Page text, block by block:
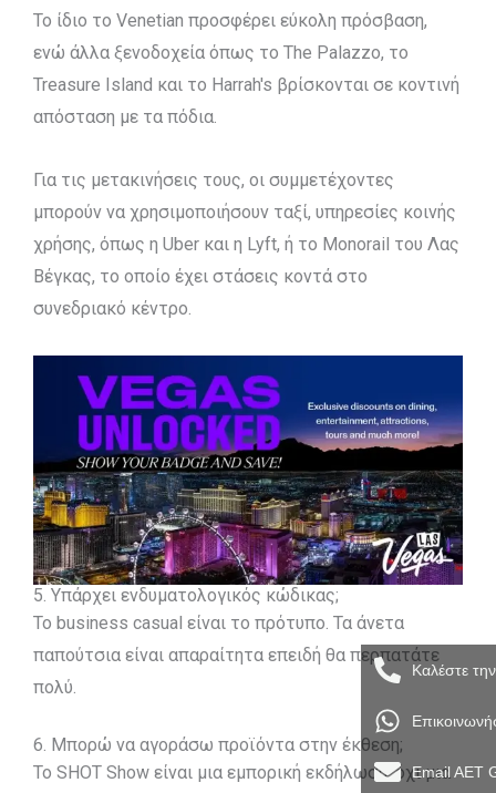
Το ίδιο το Venetian προσφέρει εύκολη πρόσβαση,
ενώ άλλα ξενοδοχεία όπως το The Palazzo, το
Treasure Island και το Harrah's βρίσκονται σε κοντινή
απόσταση με τα πόδια.
Για τις μετακινήσεις τους, οι συμμετέχοντες
μπορούν να χρησιμοποιήσουν ταξί, υπηρεσίες κοινής
χρήσης, όπως η Uber και η Lyft, ή το Monorail του Λας
Βέγκας, το οποίο έχει στάσεις κοντά στο
συνεδριακό κέντρο.
5. Υπάρχει ενδυματολογικός κώδικας;
Το business casual είναι το πρότυπο. Τα άνετα
παπούτσια είναι απαραίτητα επειδή θα περπατάτε
πολύ.
6. Μπορώ να αγοράσω προϊόντα στην έκθεση;
Το SHOT Show είναι μια εμπορική εκδήλωση, όχι μια
Καλέστε
Email AET